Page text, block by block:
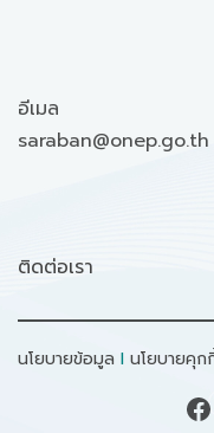
อีเมล
saraban@onep.go.th
ติดต่อเรา
นโยบายข้อมูล I นโยบายคุก
Facebook